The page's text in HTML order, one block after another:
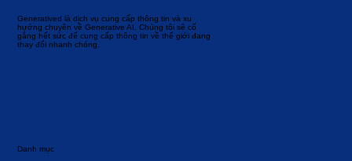
Generatived là dịch vụ cung cấp thông tin và xu
hướng chuyên về Generative AI. Chúng tôi sẽ cố
gắng hết sức để cung cấp thông tin về thế giới đang
thay đổi nhanh chóng.
Danh mục